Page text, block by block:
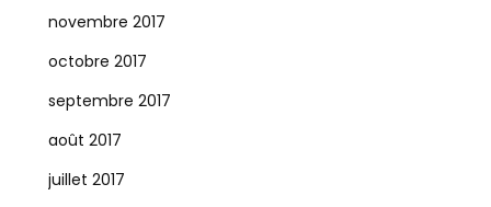
novembre 2017
octobre 2017
septembre 2017
août 2017
juillet 2017